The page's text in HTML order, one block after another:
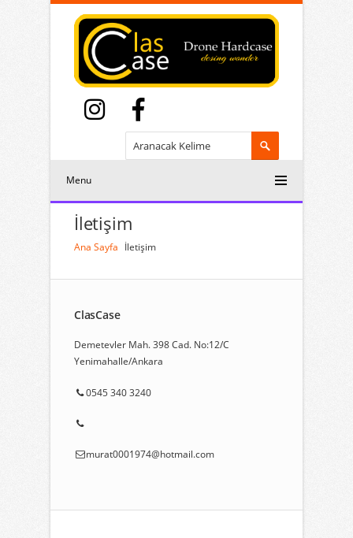
Menu
İletişim
Ana Sayfa İletişim
ClasCase
Demetevler Mah. 398 Cad. No:12/C
Yenimahalle/Ankara
0545 340 3240
murat0001974@hotmail.com